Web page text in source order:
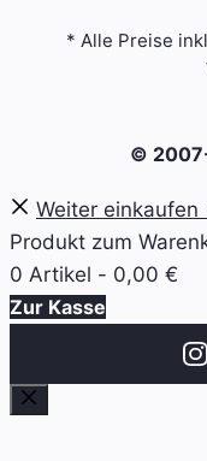
©
* Alle Preise
Weiter
Produkt zum
0 Artikel - 0,00 €
Zur Kasse
Schließen